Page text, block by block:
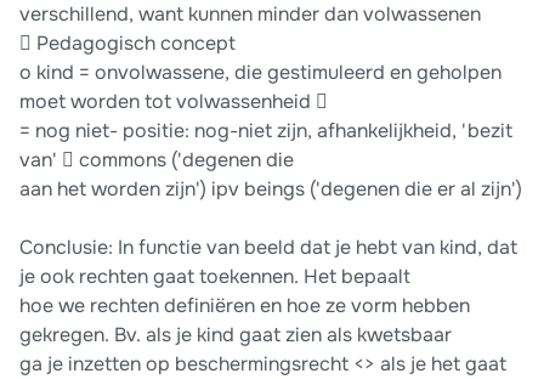
verschillend, want kunnen minder dan volwassenen
 Pedagogisch concept
o kind = onvolwassene, die gestimuleerd en geholpen
moet worden tot volwassenheid 
= nog niet- positie: nog-niet zijn, afhankelijkheid, 'bezit
van'  commons ('degenen die
aan het worden zijn') ipv beings ('degenen die er al zijn')
Conclusie: In functie van beeld dat je hebt van kind, dat
je ook rechten gaat toekennen. Het bepaalt
hoe we rechten definiëren en hoe ze vorm hebben
gekregen. Bv. als je kind gaat zien als kwetsbaar
ga je inzetten op beschermingsrecht <> als je het gaat